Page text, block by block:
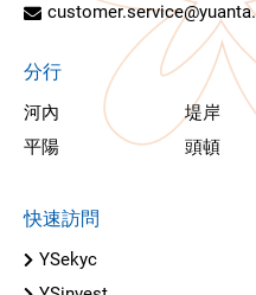
分行
河內 堤岸
平陽
頭頓
快速訪問
YSekyc